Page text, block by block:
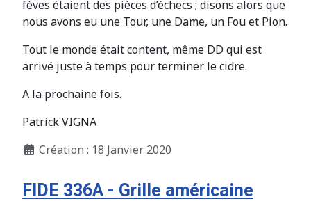
fèves étaient des pièces d’échecs ; disons alors que
nous avons eu une Tour, une Dame, un Fou et Pion.
Tout le monde était content, même DD qui est
arrivé juste à temps pour terminer le cidre.
A la prochaine fois.
Patrick VIGNA
Création : 18 Janvier 2020
FIDE 336A - Grille américaine